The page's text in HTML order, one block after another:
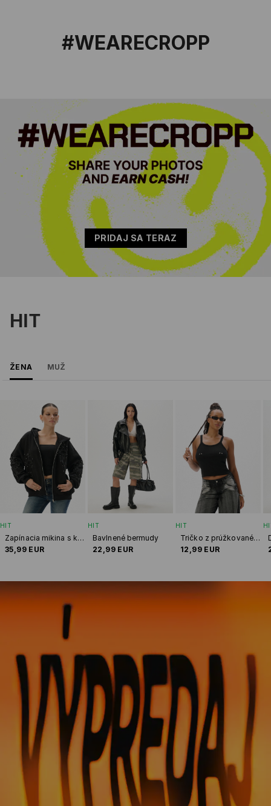
#WEARECROPP
PRIDAJ SA TERAZ
HIT
ŽENA MUŽ
HIT
Zapínacia mikina s kapucňou
35,99 EUR
HIT
Bavlnené bermudy
22,99 EUR
HIT
Tričko z prúžkovaného úpletu
12,99 EUR